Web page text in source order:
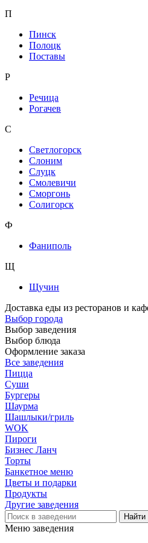
П
Пинск
Полоцк
Поставы
Р
Речица
Рогачев
С
Светлогорск
Слоним
Слуцк
Смолевичи
Сморгонь
Солигорск
Ф
Фаниполь
Щ
Щучин
Доставка еды из ресторанов и
Выбор города
Выбор заведения
Выбор блюда
Оформление заказа
Все заведения
Пицца
Суши
Бургеры
Шаурма
Шашлыки/гриль
WOK
Пироги
Бизнес Ланч
Торты
Банкетное меню
Цветы и подарки
Продукты
Другие заведения
Меню заведения